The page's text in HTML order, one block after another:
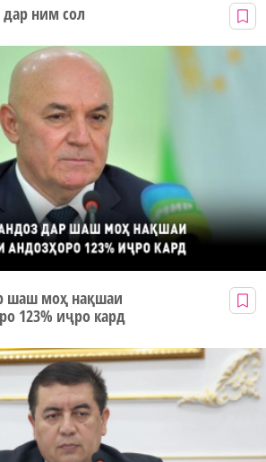
ним сол
шаш моҳ нақшаи
123% иҷро кард